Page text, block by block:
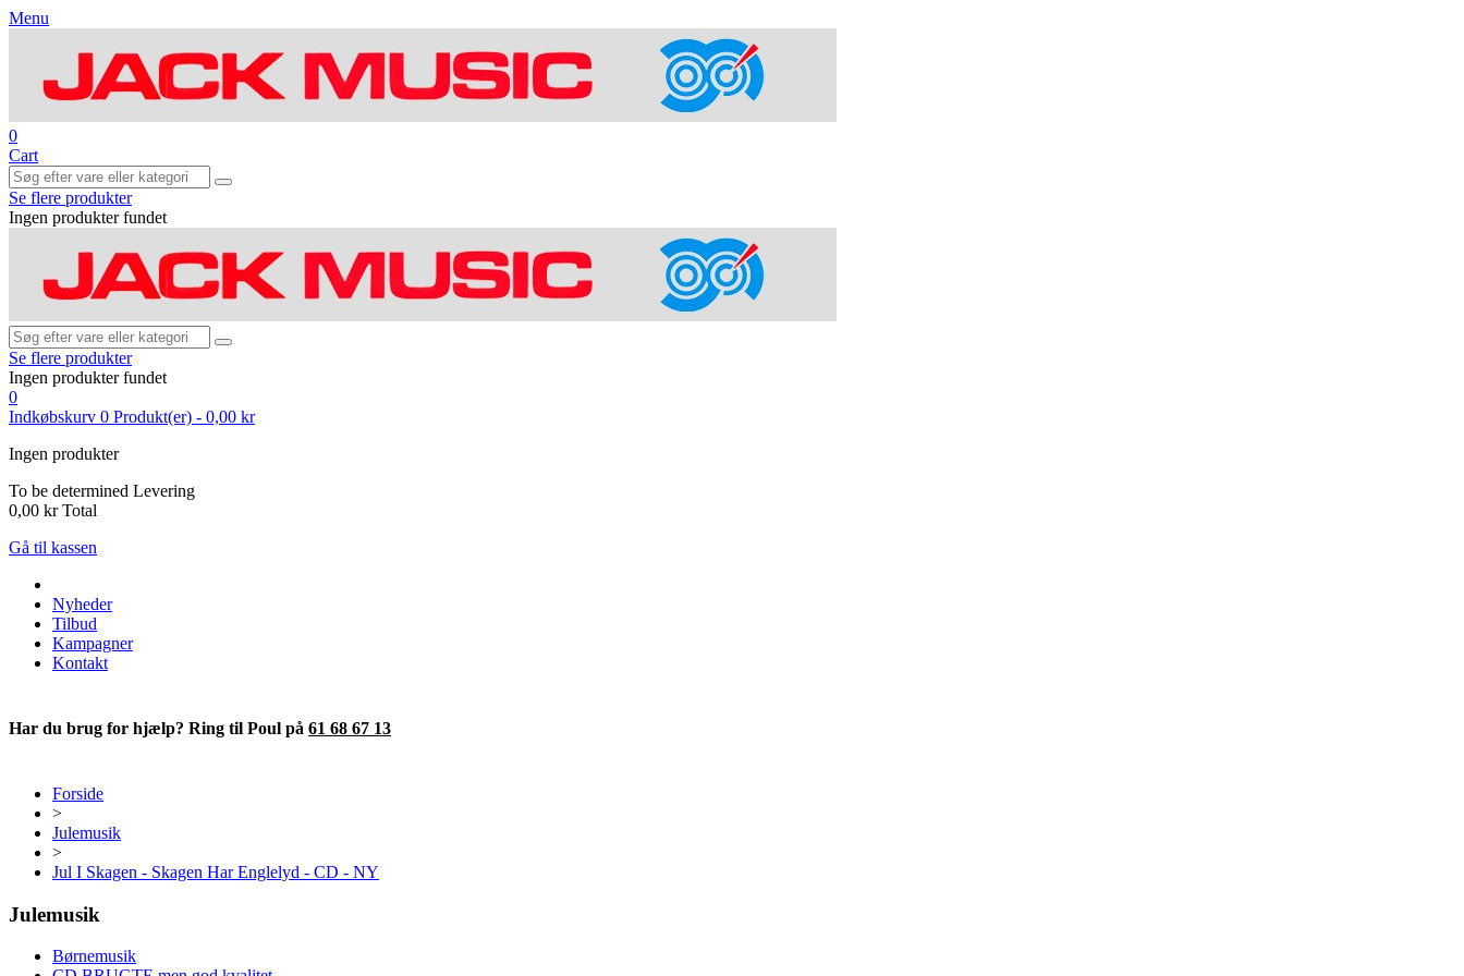
Menu
0
Cart
Se flere produkter
Ingen produkter fundet
Se flere produkter
Ingen produkter fundet
0
Indkøbskurv 0 Produkt(er) - 0,00 kr
Ingen produkter
To be determined Levering
0,00 kr Total
Gå til kassen
Nyheder
Tilbud
Kampagner
Kontakt
Har du brug for hjælp? Ring til Poul på 61 68 67 13
Forside
>
Julemusik
>
Jul I Skagen - Skagen Har Englelyd - CD - NY
Julemusik
Børnemusik